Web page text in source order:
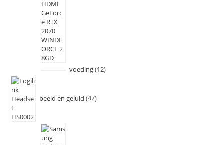
voeding 12
beeld en geluid 47